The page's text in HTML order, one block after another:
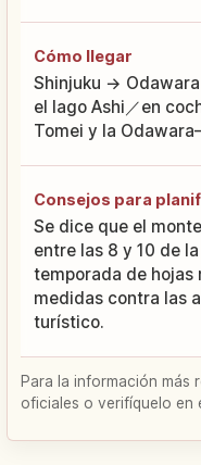
Cómo llegar
Shinjuku →
el lago Ashi／en
Tomei y la
Consejos para
Se dice que el
entre las 8 y 10 de
temporada de hojas
medidas contra las
turístico.
Para la información más
oficiales o verifíquelo en